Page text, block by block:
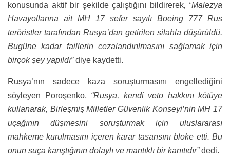
konusunda aktif bir şekilde çalıştığını bildirerek, “Malezya
Havayollarına ait MH 17 sefer sayılı Boeing 777 Rus
teröristler tarafından Rusya’dan getirilen silahla düşürüldü.
Bugüne kadar faillerin cezalandırılmasını sağlamak için
birçok şey yapıldı”diye kaydetti.
Rusya’nın sadece kaza soruşturmasını engellediğini
söyleyen Poroşenko, “Rusya, kendi veto hakkını kötüye
kullanarak, Birleşmiş Milletler Güvenlik Konseyi’nin MH 17
uçağının düşmesini soruşturmak için uluslararası
mahkeme kurulmasını içeren karar tasarısını bloke etti. Bu
onun suça karıştığının dolaylı ve mantıklı bir kanıtıdır”dedi.